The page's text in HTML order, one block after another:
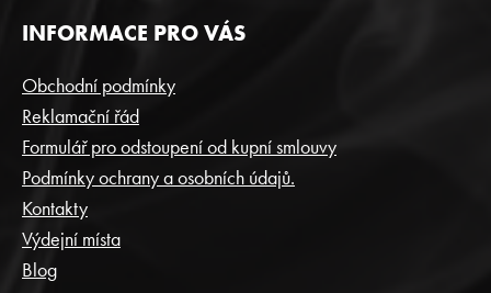
Z
Á
P
A
T
Í
INFORMACE PRO VÁS
Obchodní podmínky
Reklamační řád
Formulář pro odstoupení od kupní smlouvy
Podmínky ochrany a osobních údajů.
Kontakty
Výdejní místa
Blog